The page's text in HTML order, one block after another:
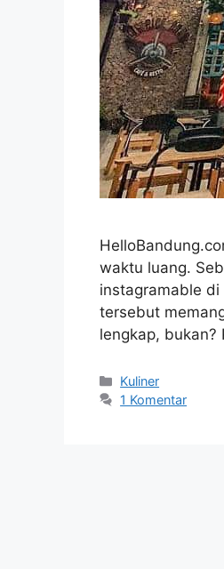
waktu luang.
instagramable
tersebut
lengkap,
Kategori
Kuliner
1 Komentar